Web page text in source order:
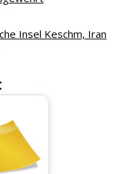
Insel Keschm, Iran